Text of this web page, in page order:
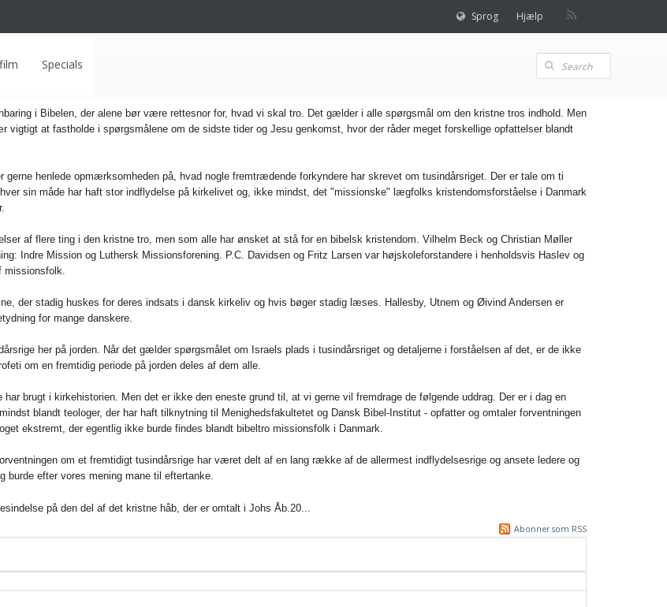
Sprog Hjælp
Specials
i Bibelen, der alene bør være rettesnor for, hvad vi skal tro. Det gælder i alle spørgsmål om den kristne tros indhold. Men
vigtigt at fastholde i spørgsmålene om de sidste tider og Jesu genkomst, hvor der råder meget forskellige opfattelser blandt
gerne henlede opmærksomheden på, hvad nogle fremtrædende forkyndere har skrevet om tusindårsriget. Der er tale om ti
sin måde har haft stor indflydelse på kirkelivet og, ikke mindst, det "missionske" lægfolks kristendomsforståelse i Danmark
af flere ting i den kristne tro, men som alle har ønsket at stå for en bibelsk kristendom. Vilhelm Beck og Christian Møller
Indre Mission og Luthersk Missionsforening. P.C. Davidsen og Fritz Larsen var højskoleforstandere i henholdsvis Haslev og
missionsfolk.
der stadig huskes for deres indsats i dansk kirkeliv og hvis bøger stadig læses. Hallesby, Utnem og Øivind Andersen er
for mange danskere.
her på jorden. Når det gælder spørgsmålet om Israels plads i tusindårsriget og detaljerne i forståelsen af det, er de ikke
om en fremtidig periode på jorden deles af dem alle.
brugt i kirkehistorien. Men det er ikke den eneste grund til, at vi gerne vil fremdrage de følgende uddrag. Der er i dag en
blandt teologer, der har haft tilknytning til Menighedsfakultetet og Dansk Bibel-Institut - opfatter og omtaler forventningen
ekstremt, der egentlig ikke burde findes blandt bibeltro missionsfolk i Danmark.
om et fremtidigt tusindårsrige har været delt af en lang række af de allermest indflydelsesrige og ansete ledere og
burde efter vores mening mane til eftertanke.
på den del af det kristne håb, der er omtalt i Johs Åb.20...
Abonner som RSS